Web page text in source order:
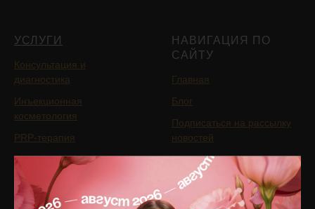
УСЛУГИ
Консультация и
диагностика
Инъекционная
косметология
PRP-терапия
Аппаратная косметология
Лазерная косметология
Терапевтическая
НАВИГАЦИЯ ПО
САЙТУ
Главная
Блог
Подписаться на рассылку
новостей
Услуги
Цены
Отзывы